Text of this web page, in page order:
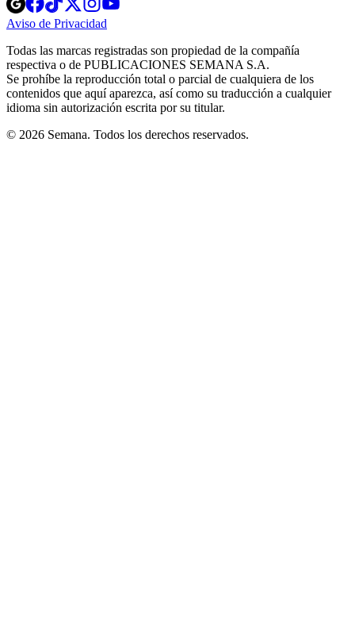
in
new
in
new
in
new
window
new
windowwindow
Aviso de Privacidad
new
window
Todas las marcas registradas son propiedad de la compañía
respectiva o de PUBLICACIONES SEMANA S.A.
Se prohíbe la reproducción total o parcial de cualquiera de los
contenidos que aquí aparezca, así como su traducción a cualquier
idioma sin autorización escrita por su titular.
© 2026 Semana. Todos los derechos reservados.